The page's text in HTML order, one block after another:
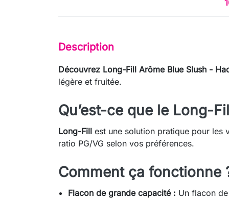
Description
Découvrez Long-Fill Arôme Blue Slush -
légère et fruitée.
Qu’est-ce que le Long-
Long-Fill est une solution pratique pour les
ratio PG/VG selon vos préférences.
Comment ça fonctionne
Flacon de grande capacité : Un flacon